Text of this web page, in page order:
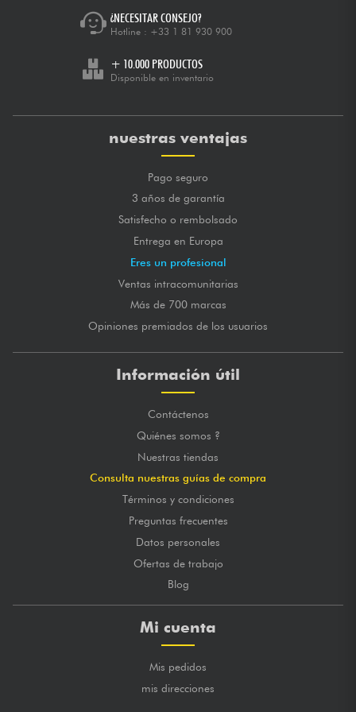
¿NECESITAR CONSEJO?
Hotline : +33 1 81 930 900
+ 10.000 PRODUCTOS
Disponible en inventario
nuestras ventajas
Pago seguro
3 años de garantía
Satisfecho o rembolsado
Entrega en Europa
Eres un profesional
Ventas intracomunitarias
Más de 700 marcas
Opiniones premiados de los usuarios
Información útil
Contáctenos
Quiénes somos ?
Nuestras tiendas
Consulta nuestras guías de compra
Términos y condiciones
Preguntas frecuentes
Datos personales
Ofertas de trabajo
Blog
Mi cuenta
Mis pedidos
mis direcciones